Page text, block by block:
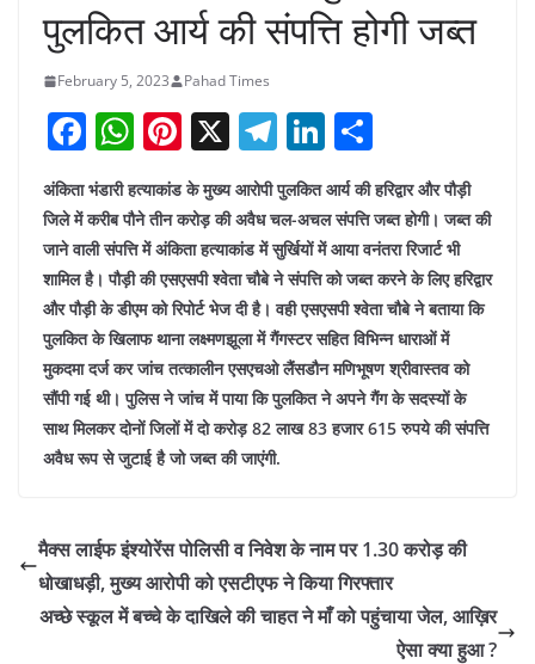
पुलकित आर्य की संपत्ति होगी जब्त
February 5, 2023 Pahad Times
F
a
c
e
b
o
o
k
W
at
s
A
p
p
Pi
nt
er
e
st
X T
el
e
gr
a
m
Li
n
k
e
dI
n
h
ar
e
अंकिता भंडारी हत्याकांड के मुख्य आरोपी पुलकित आर्य की हरिद्वार और पौड़ी
जिले में करीब पौने तीन करोड़ की अवैध चल-अचल संपत्ति जब्त होगी। जब्त की
जाने वाली संपत्ति में अंकिता हत्याकांड में सुर्खियों में आया वनंतरा रिजार्ट भी
शामिल है। पौड़ी की एसएसपी श्वेता चौबे ने संपत्ति को जब्त करने के लिए हरिद्वार
और पौड़ी के डीएम को रिपोर्ट भेज दी है। वही एसएसपी श्वेता चौबे ने बताया कि
पुलकित के खिलाफ थाना लक्ष्मणझूला में गैंगस्टर सहित विभिन्न धाराओं में
मुकदमा दर्ज कर जांच तत्कालीन एसएचओ लैंसडौन मणिभूषण श्रीवास्तव को
सौंपी गई थी। पुलिस ने जांच में पाया कि पुलकित ने अपने गैंग के सदस्यों के
साथ मिलकर दोनों जिलों में दो करोड़ 82 लाख 83 हजार 615 रुपये की संपत्ति
अवैध रूप से जुटाई है जो जब्त की जाएंगी.
मैक्स लाईफ इंश्योरेंस पोलिसी व निवेश के नाम पर 1.30 करोड़ की
धोखाधड़ी, मुख्य आरोपी को एसटीएफ ने किया गिरफ्तार
अच्छे स्कूल में बच्चे के दाखिले की चाहत ने माँ को पहुंचाया जेल, आख़िर
ऐसा क्या हुआ ?